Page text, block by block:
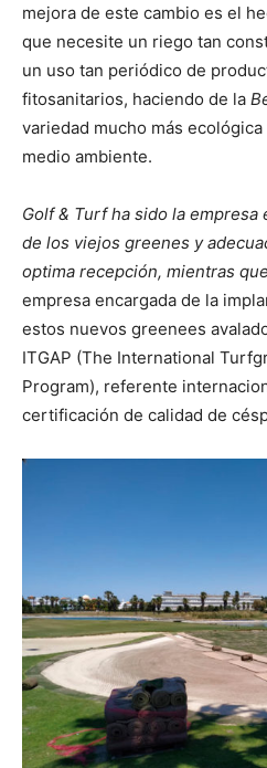
mejora de este cambio es el
que necesite un riego tan
un uso tan periódico de
fitosanitarios, haciendo de la
variedad mucho más
medio ambiente.
Golf & Turf ha sido la empresa
de los viejos greenes y
optima recepción, mientras
empresa encargada de la
estos nuevos greenees
ITGAP (The International
Program), referente
certificación de calidad de